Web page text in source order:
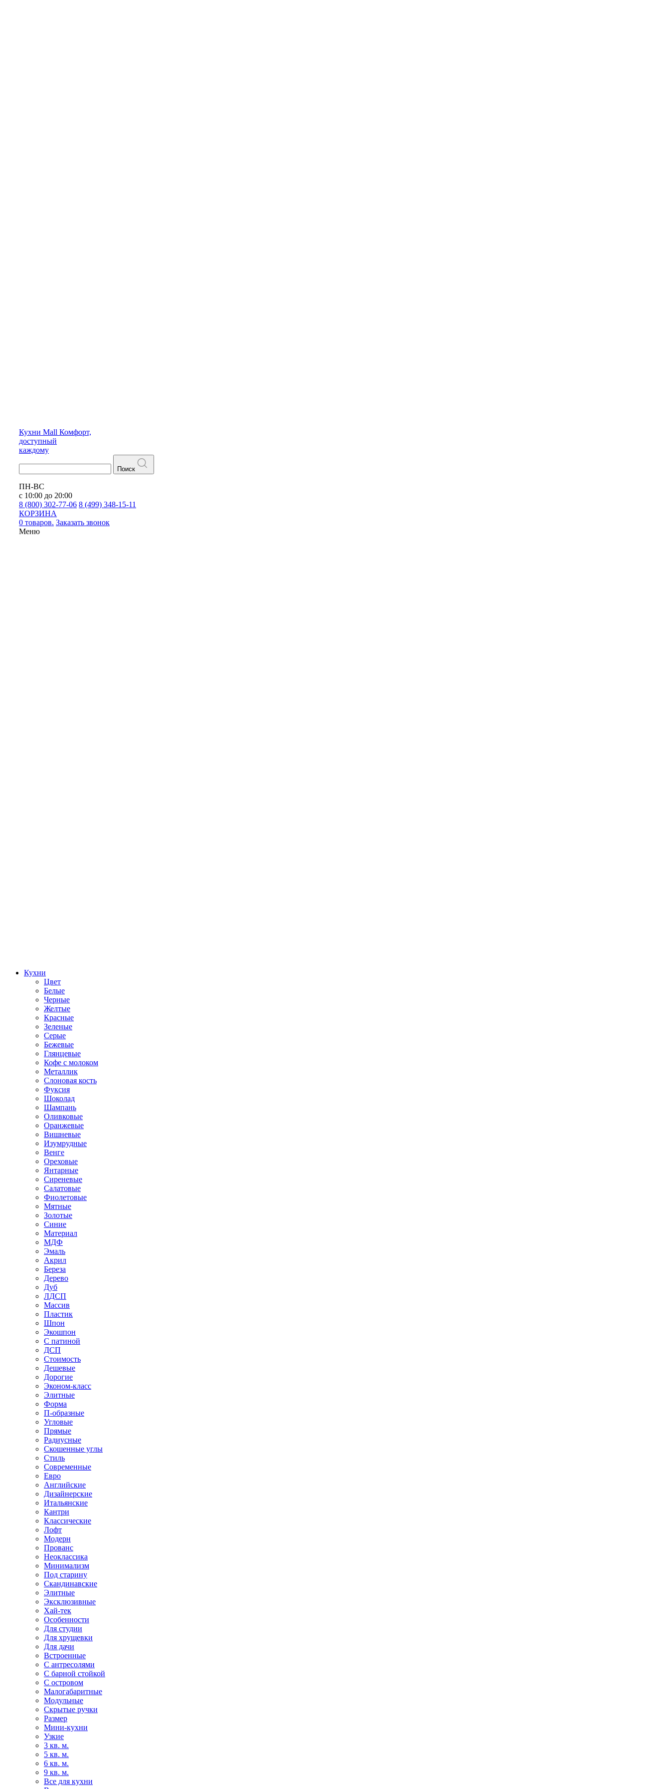
Кухни Mall Комфорт,
доступный
каждому
Поиск
ПН-ВС
с 10:00 до 20:00
8 (800) 302-77-06 8 (499) 348-15-11
КОРЗИНА
0 товаров. Заказать звонок
Меню
Кухни
Цвет
Белые
Черные
Желтые
Красные
Зеленые
Серые
Бежевые
Глянцевые
Кофе с молоком
Металлик
Слоновая кость
Фуксия
Шоколад
Шампань
Оливковые
Оранжевые
Вишневые
Изумрудные
Венге
Ореховые
Янтарные
Сиреневые
Салатовые
Фиолетовые
Мятные
Золотые
Синие
Материал
МДФ
Эмаль
Акрил
Береза
Дерево
Дуб
ЛДСП
Массив
Пластик
Шпон
Экошпон
С патиной
ДСП
Стоимость
Дешевые
Дорогие
Эконом-класс
Элитные
Форма
П-образные
Угловые
Прямые
Радиусные
Скошенные углы
Стиль
Современные
Евро
Английские
Дизайнерские
Итальянские
Кантри
Классические
Лофт
Модерн
Прованс
Неоклассика
Минимализм
Под старину
Скандинавские
Элитные
Эксклюзивные
Хай-тек
Особенности
Для студии
Для хрущевки
Для дачи
Встроенные
С антресолями
С барной стойкой
С островом
Малогабаритные
Модульные
Скрытые ручки
Размер
Мини-кухни
Узкие
3 кв. м.
5 кв. м.
6 кв. м.
9 кв. м.
Все для кухни